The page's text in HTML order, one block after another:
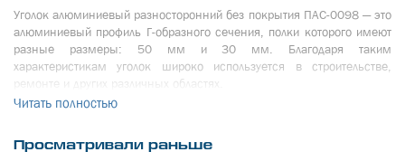
Уголок алюминиевый разносторонний без покрытия ПАС-0098 — это
алюминиевый профиль Г-образного сечения, полки которого имеют
разные размеры: 50 мм и 30 мм. Благодаря таким
характеристикам уголок широко используется в строительстве,
ремонте и других различных областях.
Читать полностью
Просматривали раньше